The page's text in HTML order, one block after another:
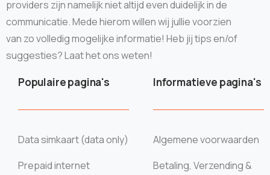
providers zijn namelijk niet altijd even duidelijk in de
communicatie. Mede hierom willen wij jullie voorzien
van zo volledig mogelijke informatie! Heb jij tips en/of
suggesties? Laat het ons weten!
Populaire pagina's
Data simkaart (data only)
Prepaid internet
Informatieve pagina's
Algemene voorwaarden
Betaling, Verzending &